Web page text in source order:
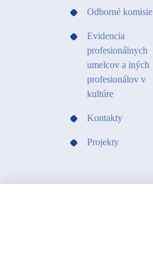
Odborné komisie
Evidencia
profesionálnych
umelcov a iných
profesionálov v
kultúre
Kontakty
Projekty